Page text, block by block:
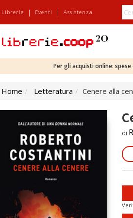
Librerie | Eventi | Assistenza
Per gli acquisti online:
Home Letteratura Cenere alla
di